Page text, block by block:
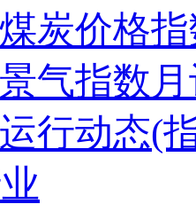
炭价格
气指数
行动态(